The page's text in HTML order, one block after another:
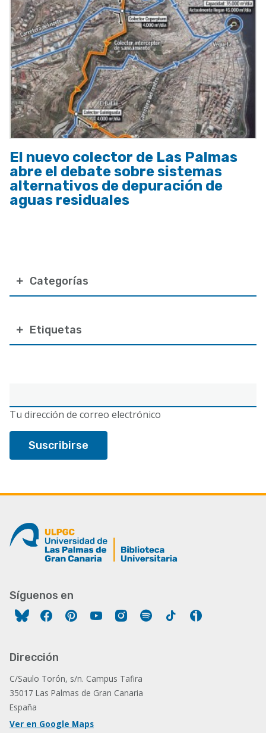
electrónico
Tu dirección de correo electrónico
Categorías
Etiquetas
El nuevo colector de Las Palmas
abre el debate sobre sistemas
alternativos de depuración de
aguas residuales
Síguenos en
FacebookPinterestYouTubeInstagram
Spotify Tiktok
Dirección
C/Saulo Torón, s/n. Campus Tafira
35017 Las Palmas de Gran Canaria
España
Ver en Google Maps